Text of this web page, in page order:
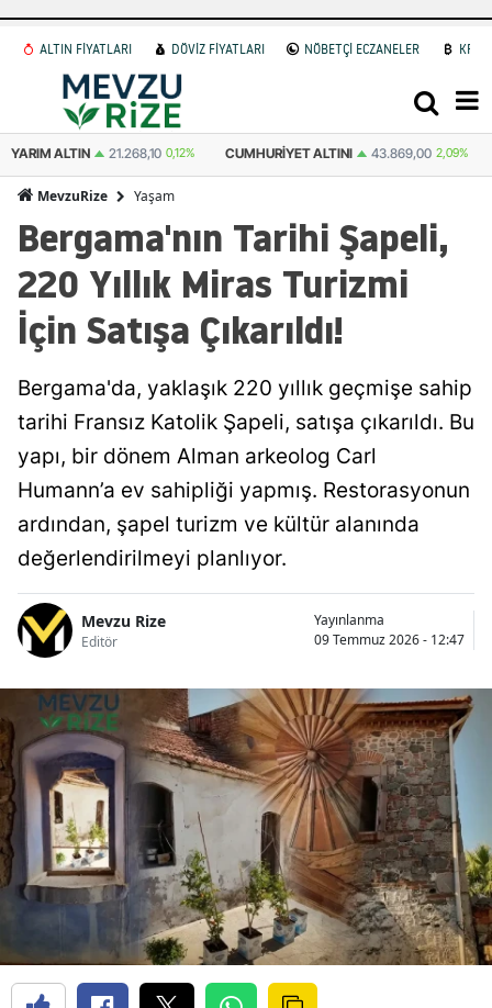
ALTIN FİYATLARI DÖVİZ FİYATLARI NÖBETÇİ ECZANELER
ALTINI 43.869,00 2,09% ATA ALTIN 43.445,00 0,74% DOLAR
MevzuRize Yaşam
Bergama'nın Tarihi Şapeli,
220 Yıllık Miras Turizmi
İçin Satışa Çıkarıldı!
Bergama'da, yaklaşık 220 yıllık geçmişe sahip
tarihi Fransız Katolik Şapeli, satışa çıkarıldı. Bu
yapı, bir dönem Alman arkeolog Carl
Humann’a ev sahipliği yapmış. Restorasyonun
ardından, şapel turizm ve kültür alanında
değerlendirilmeyi planlıyor.
Mevzu Rize
Editör
Yayınlanma
09 Temmuz 2026 - 12:47